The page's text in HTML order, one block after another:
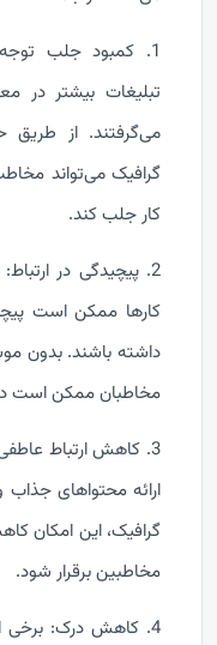
1. کمبود جلب
تبلیغات بیشتر در
می‌گرفتند. از
گرافیک می‌تواند
کار جلب کند.
2. پیچیدگی در
کارها ممکن است
داشته باشند. بدون
مخاطبان ممکن است
3. کاهش ارتباط
ارائه محتواهای
گرافیک، این امکان
مخاطبین برقرار شود.
4. کاهش درک: برخی